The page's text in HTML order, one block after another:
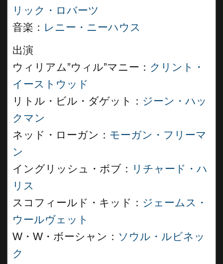
リック・ロバーツ
音楽： レニー・ニーハウス
出演
ウィリアム”ウィル”マニー： クリント・
イーストウッド
リトル・ビル・ダゲット： ジーン・ハッ
クマン
ネッド・ローガン： モーガン・フリーマ
ン
イングリッシュ・ボブ： リチャード・ハ
リス
スコフィールド・キッド： ジェームス・
ウールヴェット
W・W・ボーシャン： ソウル・ルビネッ
ク